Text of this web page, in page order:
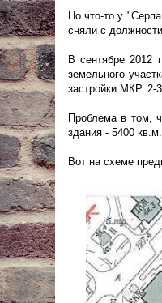
Но что-то у
сняли с
В сентябре 2012
земельного
застройки МКР. 2-
Проблема в том,
здания - 5400 кв.м.
Вот на схеме